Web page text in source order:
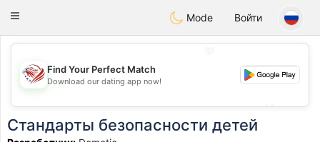
Dating
Toggle
Mode Войти
💖
💕
Find Your Perfect Match
Download our dating app now!
Стандарты безопасности детей